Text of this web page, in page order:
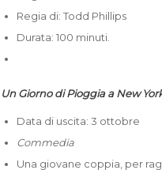
Regia di: Todd Phillips
Durata: 100 minuti.
Un Giorno di Pioggia a New
Data di uscita: 3 ottobre
Commedia
Una giovane coppia, per